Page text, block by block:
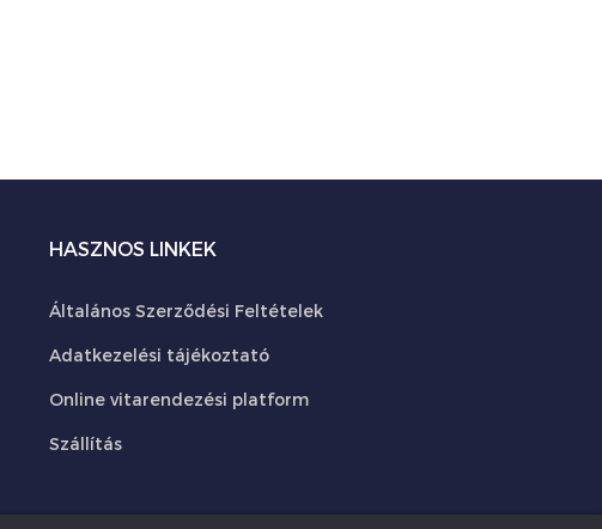
HASZNOS LINKEK
Általános Szerződési Feltételek
Adatkezelési tájékoztató
Online vitarendezési platform
Szállítás